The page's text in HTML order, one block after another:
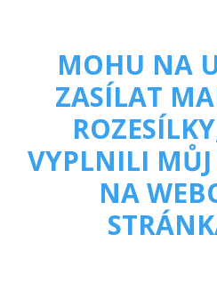
MOHU NA
ZASÍLAT
VYPLNILI
NA